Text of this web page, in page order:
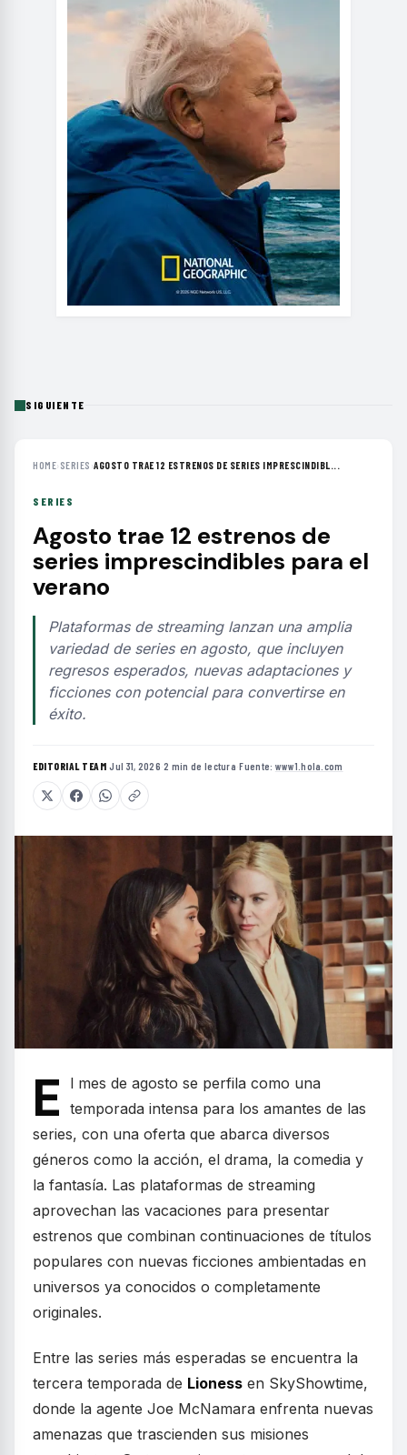
SIGUIENTE
HOME› SERIES ›AGOSTO TRAE 12 ESTRENOS DE SERIES IMPRESCINDIBL...
SERIES
Agosto trae 12 estrenos de
series imprescindibles para el
verano
Plataformas de streaming lanzan una amplia
variedad de series en agosto, que incluyen
regresos esperados, nuevas adaptaciones y
ficciones con potencial para convertirse en
éxito.
EDITORIAL TEAM·Jul 31, 2026·2 min de lectura·Fuente: www1.hola.com
E
l mes de agosto se perfila como una
temporada intensa para los amantes de las
series, con una oferta que abarca diversos
géneros como la acción, el drama, la comedia y
la fantasía. Las plataformas de streaming
aprovechan las vacaciones para presentar
estrenos que combinan continuaciones de títulos
populares con nuevas ficciones ambientadas en
universos ya conocidos o completamente
originales.
Entre las series más esperadas se encuentra la
tercera temporada de Lioness en SkyShowtime,
donde la agente Joe McNamara enfrenta nuevas
amenazas que trascienden sus misiones